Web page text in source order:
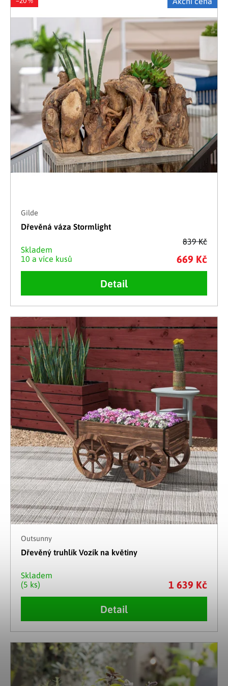
839 Kč
Gilde
Dřevěná váza Stormlight
Skladem
10 a více kusů
669 Kč
Detail
Outsunny
Dřevěný truhlík Vozík na květiny
Skladem
(5 ks)
1 639 Kč
Detail